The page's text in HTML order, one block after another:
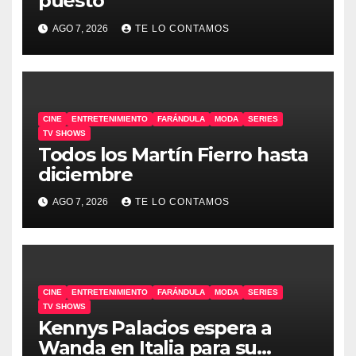
AGO 7, 2026 TE LO CONTAMOS
CINE ENTRETENIMIENTO FARÁNDULA MODA
SERIES
TV SHOWS
Todos los Martín Fierro hasta
diciembre
AGO 7, 2026 TE LO CONTAMOS
CINE ENTRETENIMIENTO FARÁNDULA MODA
SERIES
TV SHOWS
Kennys Palacios espera a
Wanda en Italia para su